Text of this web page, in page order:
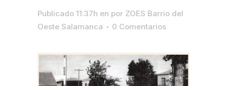
Publicado 11:37h en por ZOES Barrio del
Oeste Salamanca
0 Comentarios